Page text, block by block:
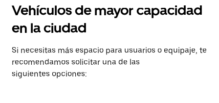
Vehículos de mayor capacidad
en la ciudad
Si necesitas más espacio para usuarios o equipaje, te
recomendamos solicitar una de las
siguientes opciones: